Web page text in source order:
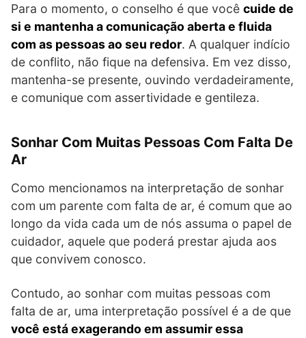
Para o momento, o conselho é que você cuide de
si e mantenha a comunicação aberta e fluida
com as pessoas ao seu redor. A qualquer indício
de conflito, não fique na defensiva. Em vez disso,
mantenha-se presente, ouvindo verdadeiramente,
e comunique com assertividade e gentileza.
Sonhar Com Muitas Pessoas Com Falta De
Ar
Como mencionamos na interpretação de sonhar
com um parente com falta de ar, é comum que ao
longo da vida cada um de nós assuma o papel de
cuidador, aquele que poderá prestar ajuda aos
que convivem conosco.
Contudo, ao sonhar com muitas pessoas com
falta de ar, uma interpretação possível é a de que
você está exagerando em assumir essa